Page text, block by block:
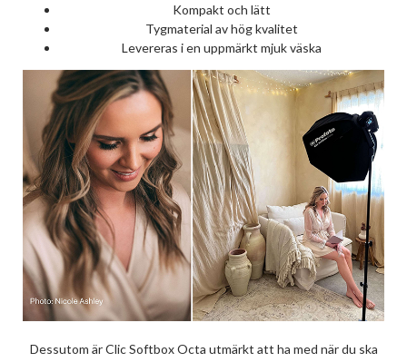
Kompakt och lätt
Tygmaterial av hög kvalitet
Levereras i en uppmärkt mjuk väska
Dessutom är Clic Softbox Octa utmärkt att ha med när du ska